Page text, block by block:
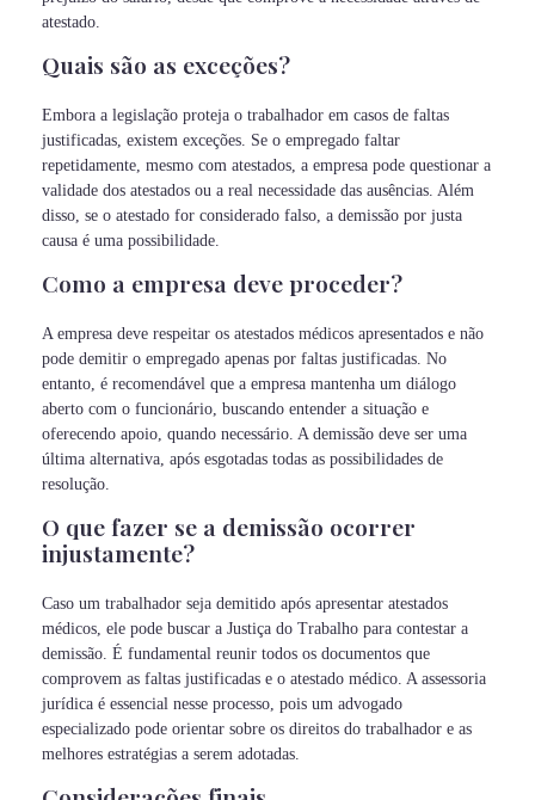
atestado.
Quais são as exceções?
Embora a legislação proteja o trabalhador em casos de faltas
justificadas, existem exceções. Se o empregado faltar
repetidamente, mesmo com atestados, a empresa pode questionar a
validade dos atestados ou a real necessidade das ausências. Além
disso, se o atestado for considerado falso, a demissão por justa
causa é uma possibilidade.
Como a empresa deve proceder?
A empresa deve respeitar os atestados médicos apresentados e não
pode demitir o empregado apenas por faltas justificadas. No
entanto, é recomendável que a empresa mantenha um diálogo
aberto com o funcionário, buscando entender a situação e
oferecendo apoio, quando necessário. A demissão deve ser uma
última alternativa, após esgotadas todas as possibilidades de
resolução.
O que fazer se a demissão ocorrer
injustamente?
Caso um trabalhador seja demitido após apresentar atestados
médicos, ele pode buscar a Justiça do Trabalho para contestar a
demissão. É fundamental reunir todos os documentos que
comprovem as faltas justificadas e o atestado médico. A assessoria
jurídica é essencial nesse processo, pois um advogado
especializado pode orientar sobre os direitos do trabalhador e as
melhores estratégias a serem adotadas.